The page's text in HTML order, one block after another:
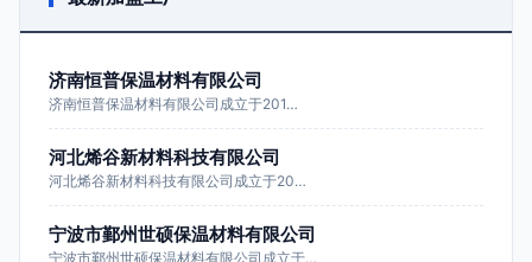
济南恒普保温材料有限公司
济南恒普保温材料有限公司成立于201…
河北烯谷新材料科技有限公司
河北烯谷新材料科技有限公司成立于20…
宁波市鄞州世硕保温材料有限公司
宁波市鄞州世硕保温材料有限公司成立于…